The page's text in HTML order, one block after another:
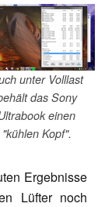
unter Volllast
das Sony
einen
"kühlen Kopf".
Ergebnisse
Lüfter noch